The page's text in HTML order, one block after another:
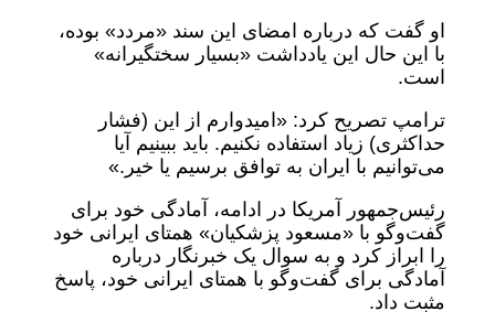
او گفت که درباره امضای این سند «مردد» بوده،
با این حال این یادداشت «بسیار سختگیرانه»
است.
ترامپ تصریح کرد: «امیدوارم از این (فشار
حداکثری) زیاد استفاده نکنیم. باید ببینیم آیا
می‌توانیم با ایران به توافق برسیم یا خیر.»
رئیس‌جمهور آمریکا در ادامه، آمادگی خود برای
گفت‌وگو با «مسعود پزشکیان» همتای ایرانی خود
را ابراز کرد و به سوال یک خبرنگار درباره
آمادگی برای گفت‌وگو با همتای ایرانی خود، پاسخ
مثبت داد.